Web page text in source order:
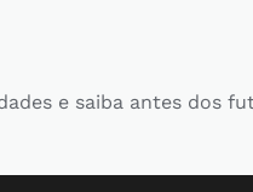
e saiba antes dos